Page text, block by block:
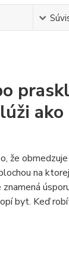
že
na
byt. Keď